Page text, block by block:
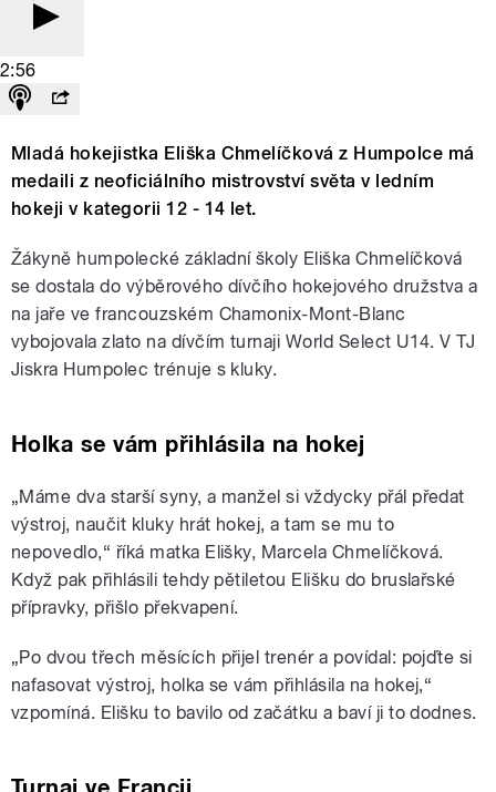
2:56
Mladá hokejistka Eliška Chmelíčková z Humpolce má
medaili z neoficiálního mistrovství světa v ledním
hokeji v kategorii 12 - 14 let.
Žákyně humpolecké základní školy Eliška Chmelíčková
se dostala do výběrového dívčího hokejového družstva a
na jaře ve francouzském Chamonix-Mont-Blanc
vybojovala zlato na dívčím turnaji World Select U14. V TJ
Jiskra Humpolec trénuje s kluky.
Holka se vám přihlásila na hokej
„Máme dva starší syny, a manžel si vždycky přál předat
výstroj, naučit kluky hrát hokej, a tam se mu to
nepovedlo,“ říká matka Elišky, Marcela Chmelíčková.
Když pak přihlásili tehdy pětiletou Elišku do bruslařské
přípravky, přišlo překvapení.
„Po dvou třech měsících přijel trenér a povídal: pojďte si
nafasovat výstroj, holka se vám přihlásila na hokej,“
vzpomíná. Elišku to bavilo od začátku a baví ji to dodnes.